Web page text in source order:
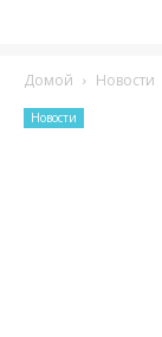
Домой Новости
Новости